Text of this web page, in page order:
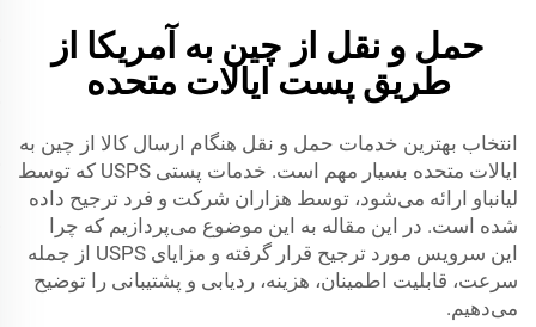
حمل و نقل از چین به آمریکا از
طریق پست ایالات متحده
انتخاب بهترین خدمات حمل و نقل هنگام ارسال کالا از چین به
ایالات متحده بسیار مهم است. خدمات پستی USPS که توسط
لیانباو ارائه می‌شود، توسط هزاران شرکت و فرد ترجیح داده
شده است. در این مقاله به این موضوع می‌پردازیم که چرا
این سرویس مورد ترجیح قرار گرفته و مزایای USPS از جمله
سرعت، قابلیت اطمینان، هزینه، ردیابی و پشتیبانی را توضیح
می‌دهیم.